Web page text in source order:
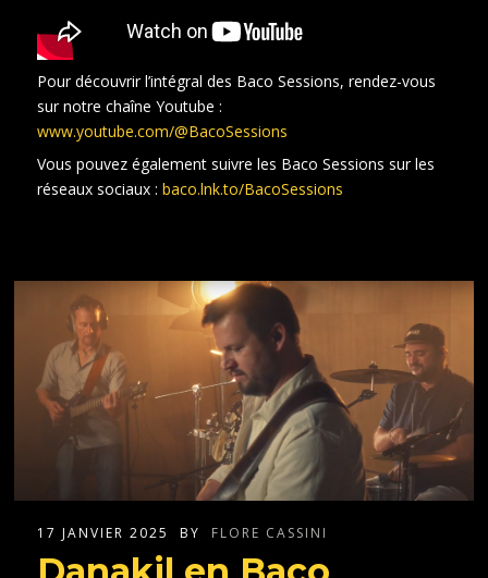
Pour découvrir l’intégral des Baco Sessions, rendez-vous
sur notre chaîne Youtube :
www.youtube.com/@BacoSessions
Vous pouvez également suivre les Baco Sessions sur les
réseaux sociaux :baco.lnk.to/BacoSessions
17 JANVIER 2025 BY FLORE CASSINI